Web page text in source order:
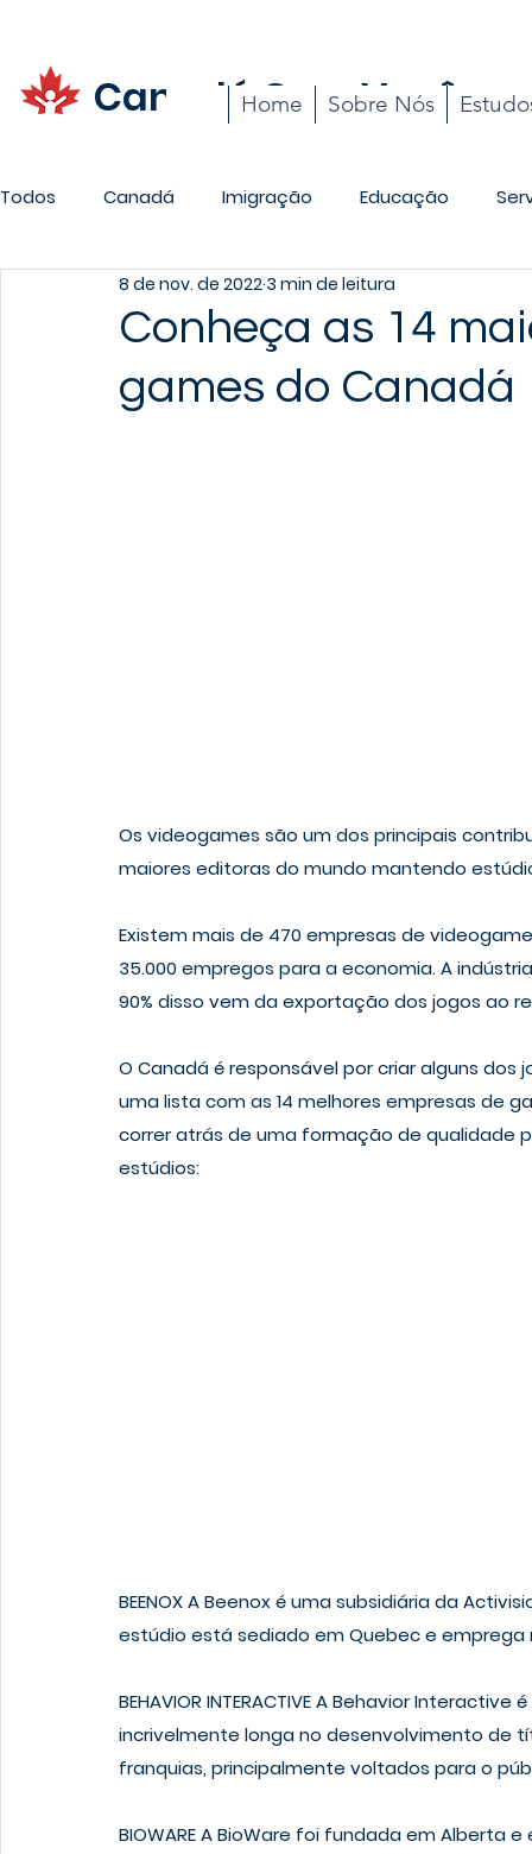
Canadá Com Você
Home Sobre Nós
Todos Canadá Imigração Educação
Promoções Carreira Cotidiano
Conheça as 14
games do Canadá
8 de nov. de 2022 3 min de leitura
Os videogames são um dos principais
maiores editoras do mundo mantendo
Existem mais de 470 empresas de
35.000 empregos para a economia. A
90% disso vem da exportação dos jogos ao
O Canadá é responsável por criar alguns
uma lista com as 14 melhores empresas de
correr atrás de uma formação de qualidade
estúdios:
BEENOX A Beenox é uma subsidiária da
estúdio está sediado em Quebec e emprega
BEHAVIOR INTERACTIVE A Behavior Interactive
incrivelmente longa no desenvolvimento de
franquias, principalmente voltados para o
BIOWARE A BioWare foi fundada em Alberta